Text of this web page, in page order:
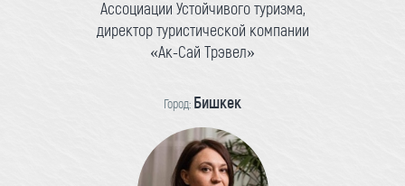
Ассоциации Устойчивого туризма,
директор туристической компании
«Ак-Сай Трэвел»
Город: Бишкек